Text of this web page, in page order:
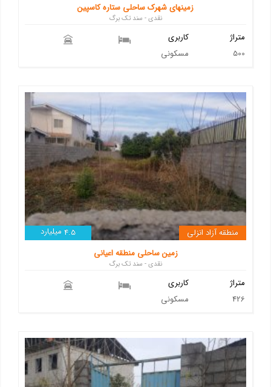
زمینهای شهرک ساحلی ستاره کاسپین
نقدی - سند تک برگ
کاربری
مسکونی
متراژ
500
4.5 میلیارد
منطقه آزاد انزلی
زمین ساحلی منطقه اعیانی
نقدی - سند تک برگ
کاربری
مسکونی
متراژ
426